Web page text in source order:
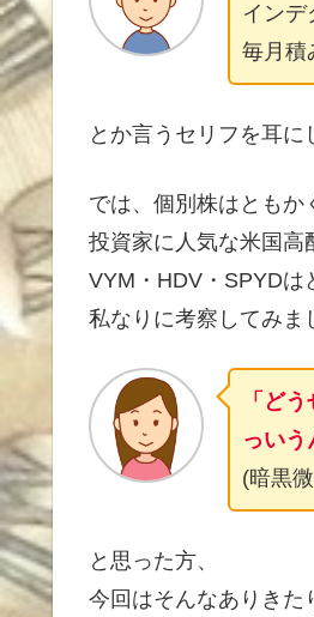
インデ
毎月積
とか言うセリフを耳に
では、個別株はともか
投資家に人気な米国高
VYM・HDV・SPYDは
私なりに考察してみま
「ど
っいう
(暗黒
と思った方、
今回はそんなありきた